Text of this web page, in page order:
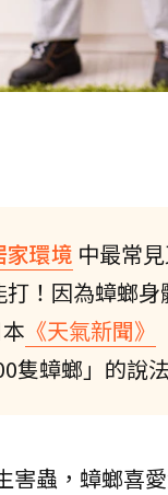
家環境 中最常
！因為蟑螂
《天氣新聞》
隻蟑螂」的說
害蟲，蟑螂喜